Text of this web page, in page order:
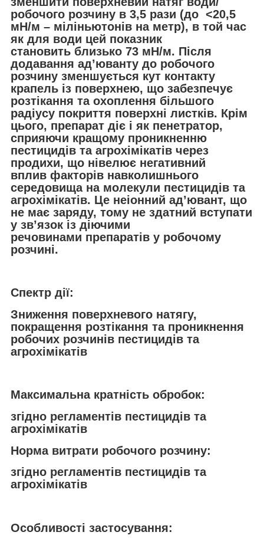
робочого розчину в 3,5 рази (до <20,5
мН/м – міліньютонів на метр), в той час
як для води цей показник
становить близько 73 мН/м. Після
додавання ад’юванту до робочого
розчину зменшується кут контакту
крапель із поверхнею, що забезпечує
розтікання та охоплення більшого
радіусу покриття поверхні листків. Крім
цього, препарат діє і як пенетратор,
сприяючи кращому проникненню
пестицидів та агрохімікатів через
продихи, що нівелює негативний
вплив факторів навколишнього
середовища на молекули пестицидів та
агрохімікатів. Це неіонний ад’ювант, що
не має заряду, тому не здатний вступати
у зв’язок із діючими
речовинами препаратів у робочому
розчині.
Спектр дії:
Зниження поверхневого натягу,
покращення розтікання та проникнення
робочих розчинів пестицидів та
агрохімікатів
Максимальна кратність обробок:
згідно регламентів пестицидів та
агрохімікатів
Норма витрати робочого розчину:
згідно регламентів пестицидів та
агрохімікатів
Особливостi застосування: